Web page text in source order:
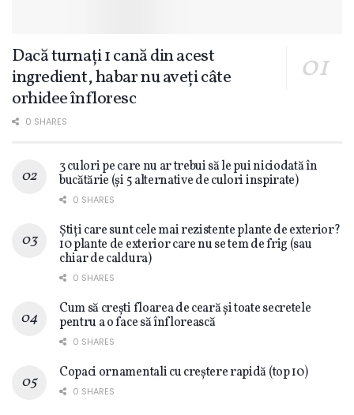
Dacă turnați 1 cană din acest
ingredient, habar nu aveți câte
orhidee înfloresc
0 SHARES
3 culori pe care nu ar trebui să le pui niciodată în
bucătărie (și 5 alternative de culori inspirate)
0 SHARES
Știți care sunt cele mai rezistente plante de exterior?
10 plante de exterior care nu se tem de frig (sau
chiar de caldura)
0 SHARES
Cum să crești floarea de ceară și toate secretele
pentru a o face să înflorească
0 SHARES
Copaci ornamentali cu creștere rapidă (top 10)
0 SHARES